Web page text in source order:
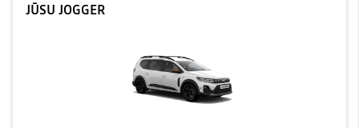
JŪSU JOGGER